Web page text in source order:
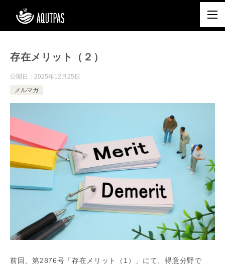
存在メリット（２）
公開日： 2025年12月25日
メルマガ
前回、第2876号「存在メリット（1）」にて、得意分野で